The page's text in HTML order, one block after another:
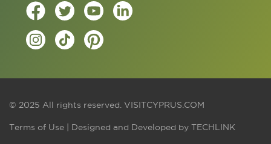
© 2025 All rights reserved. VISITCYPRUS.COM
Terms of Use | Designed and Developed by TECHLINK